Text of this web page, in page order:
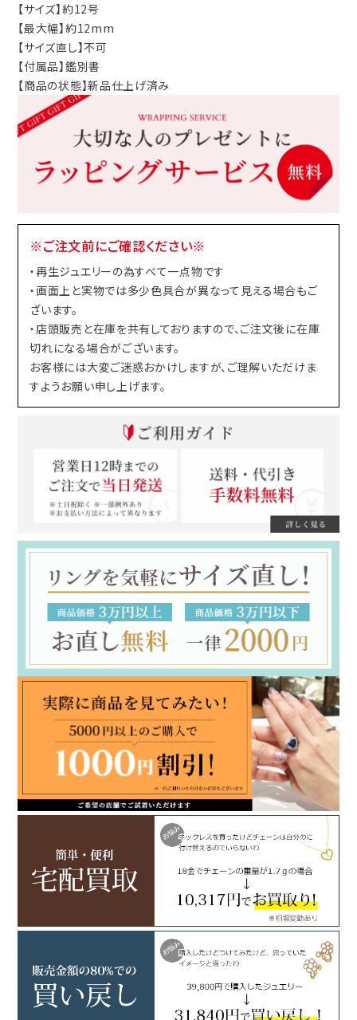
【サイズ】約12号
【最大幅】約12mm
【サイズ直し】不可
【付属品】鑑別書
【商品の状態】新品仕上げ済み
※ご注文前にご確認ください※
・再生ジュエリーの為すべて一点物です
・画面上と実物では多少色具合が異なって見える場合もご
ざいます。
・店頭販売と在庫を共有しておりますので、ご注文後に在庫
切れになる場合がございます。
お客様には大変ご迷惑おかけしますが、ご理解いただけま
すようお願い申し上げます。